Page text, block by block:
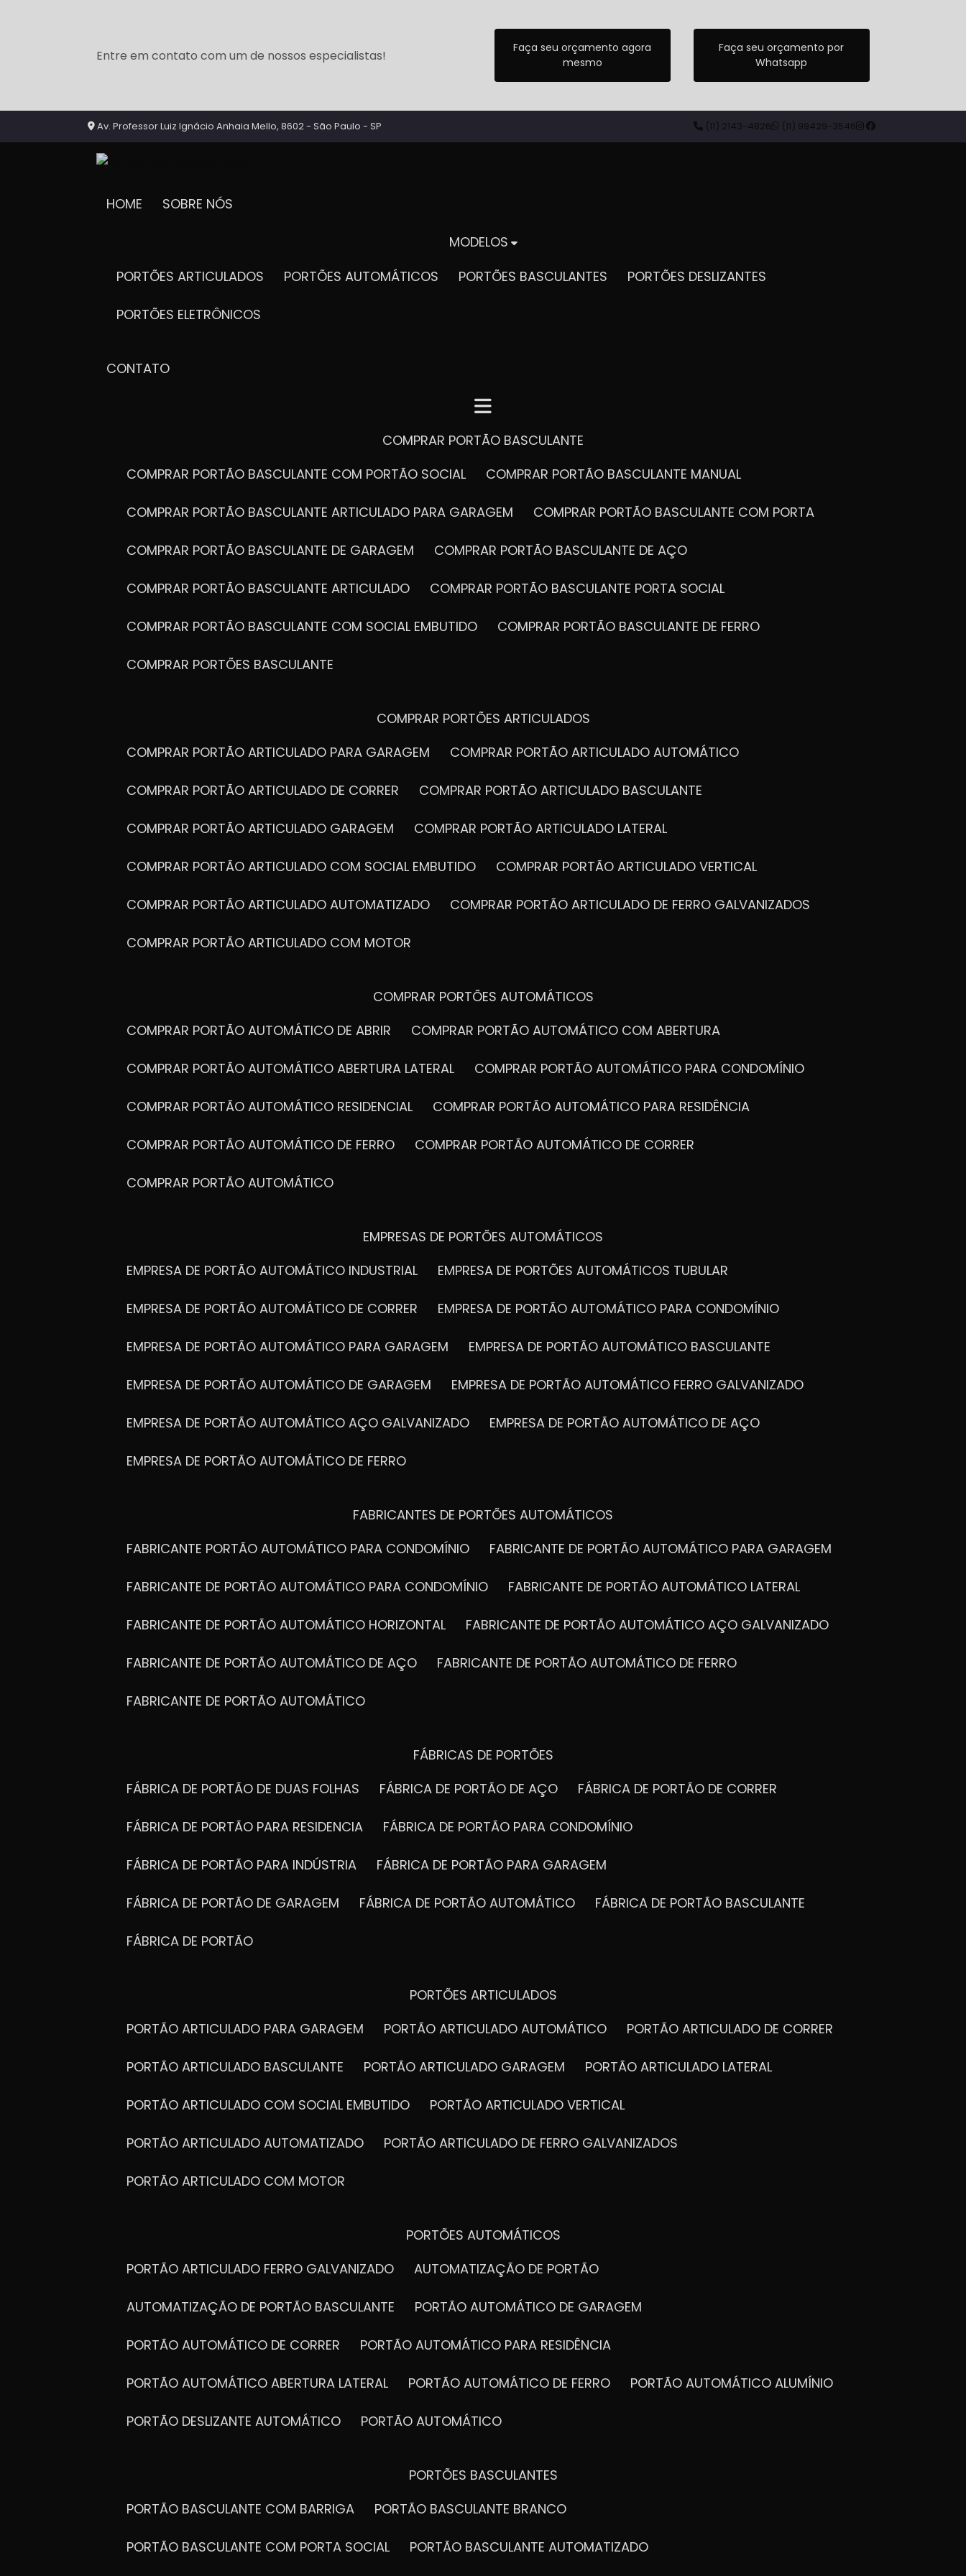
Entre em contato com um de nossos especialistas!
Faça seu orçamento agora
mesmo
Faça seu orçamento por
Whatsapp
Av. Professor Luiz Ignácio Anhaia Mello, 8602 - São Paulo - SP (11) 2143-4826 (11) 99429-3546
HOME SOBRE NÓS
MODELOS
PORTÕES ARTICULADOS
PORTÕES AUTOMÁTICOS PORTÕES BASCULANTES PORTÕES DESLIZANTES
PORTÕES ELETRÔNICOS
CONTATO
COMPRAR PORTÃO BASCULANTE
COMPRAR PORTÃO BASCULANTE COM PORTÃO SOCIAL
COMPRAR PORTÃO BASCULANTE MANUAL
COMPRAR PORTÃO BASCULANTE ARTICULADO PARA GARAGEM COMPRAR PORTÃO BASCULANTE COM PORTA
COMPRAR PORTÃO BASCULANTE DE GARAGEM COMPRAR PORTÃO BASCULANTE DE AÇO
COMPRAR PORTÃO BASCULANTE ARTICULADO COMPRAR PORTÃO BASCULANTE PORTA SOCIAL
COMPRAR PORTÃO BASCULANTE COM SOCIAL EMBUTIDO COMPRAR PORTÃO BASCULANTE DE FERRO
COMPRAR PORTÕES BASCULANTE
COMPRAR PORTÕES ARTICULADOS
COMPRAR PORTÃO ARTICULADO PARA GARAGEM
COMPRAR PORTÃO ARTICULADO AUTOMÁTICO
COMPRAR PORTÃO ARTICULADO DE CORRER COMPRAR PORTÃO ARTICULADO BASCULANTE
COMPRAR PORTÃO ARTICULADO GARAGEM COMPRAR PORTÃO ARTICULADO LATERAL
COMPRAR PORTÃO ARTICULADO COM SOCIAL EMBUTIDO COMPRAR PORTÃO ARTICULADO VERTICAL
COMPRAR PORTÃO ARTICULADO AUTOMATIZADO COMPRAR PORTÃO ARTICULADO DE FERRO GALVANIZADOS
COMPRAR PORTÃO ARTICULADO COM MOTOR
COMPRAR PORTÕES AUTOMÁTICOS
COMPRAR PORTÃO AUTOMÁTICO DE ABRIR
COMPRAR PORTÃO AUTOMÁTICO COM ABERTURA
COMPRAR PORTÃO AUTOMÁTICO ABERTURA LATERAL COMPRAR PORTÃO AUTOMÁTICO PARA CONDOMÍNIO
COMPRAR PORTÃO AUTOMÁTICO RESIDENCIAL COMPRAR PORTÃO AUTOMÁTICO PARA RESIDÊNCIA
COMPRAR PORTÃO AUTOMÁTICO DE FERRO COMPRAR PORTÃO AUTOMÁTICO DE CORRER
COMPRAR PORTÃO AUTOMÁTICO
EMPRESAS DE PORTÕES AUTOMÁTICOS
EMPRESA DE PORTÃO AUTOMÁTICO INDUSTRIAL
EMPRESA DE PORTÕES AUTOMÁTICOS TUBULAR
EMPRESA DE PORTÃO AUTOMÁTICO DE CORRER EMPRESA DE PORTÃO AUTOMÁTICO PARA CONDOMÍNIO
EMPRESA DE PORTÃO AUTOMÁTICO PARA GARAGEM EMPRESA DE PORTÃO AUTOMÁTICO BASCULANTE
EMPRESA DE PORTÃO AUTOMÁTICO DE GARAGEM EMPRESA DE PORTÃO AUTOMÁTICO FERRO GALVANIZADO
EMPRESA DE PORTÃO AUTOMÁTICO AÇO GALVANIZADO EMPRESA DE PORTÃO AUTOMÁTICO DE AÇO
EMPRESA DE PORTÃO AUTOMÁTICO DE FERRO
FABRICANTES DE PORTÕES AUTOMÁTICOS
FABRICANTE PORTÃO AUTOMÁTICO PARA CONDOMÍNIO
FABRICANTE DE PORTÃO AUTOMÁTICO PARA GARAGEM
FABRICANTE DE PORTÃO AUTOMÁTICO PARA CONDOMÍNIO FABRICANTE DE PORTÃO AUTOMÁTICO LATERAL
FABRICANTE DE PORTÃO AUTOMÁTICO HORIZONTAL FABRICANTE DE PORTÃO AUTOMÁTICO AÇO GALVANIZADO
FABRICANTE DE PORTÃO AUTOMÁTICO DE AÇO FABRICANTE DE PORTÃO AUTOMÁTICO DE FERRO
FABRICANTE DE PORTÃO AUTOMÁTICO
FÁBRICAS DE PORTÕES
FÁBRICA DE PORTÃO DE DUAS FOLHAS
FÁBRICA DE PORTÃO DE AÇO FÁBRICA DE PORTÃO DE CORRER
FÁBRICA DE PORTÃO PARA RESIDENCIA FÁBRICA DE PORTÃO PARA CONDOMÍNIO
FÁBRICA DE PORTÃO PARA INDÚSTRIA FÁBRICA DE PORTÃO PARA GARAGEM
FÁBRICA DE PORTÃO DE GARAGEM FÁBRICA DE PORTÃO AUTOMÁTICO FÁBRICA DE PORTÃO BASCULANTE
FÁBRICA DE PORTÃO
PORTÕES ARTICULADOS
PORTÃO ARTICULADO PARA GARAGEM
PORTÃO ARTICULADO AUTOMÁTICO PORTÃO ARTICULADO DE CORRER
PORTÃO ARTICULADO BASCULANTE PORTÃO ARTICULADO GARAGEM PORTÃO ARTICULADO LATERAL
PORTÃO ARTICULADO COM SOCIAL EMBUTIDO PORTÃO ARTICULADO VERTICAL
PORTÃO ARTICULADO AUTOMATIZADO PORTÃO ARTICULADO DE FERRO GALVANIZADOS
PORTÃO ARTICULADO COM MOTOR
PORTÕES AUTOMÁTICOS
PORTÃO ARTICULADO FERRO GALVANIZADO
AUTOMATIZAÇÃO DE PORTÃO
AUTOMATIZAÇÃO DE PORTÃO BASCULANTE PORTÃO AUTOMÁTICO DE GARAGEM
PORTÃO AUTOMÁTICO DE CORRER PORTÃO AUTOMÁTICO PARA RESIDÊNCIA
PORTÃO AUTOMÁTICO ABERTURA LATERAL PORTÃO AUTOMÁTICO DE FERRO PORTÃO AUTOMÁTICO ALUMÍNIO
PORTÃO DESLIZANTE AUTOMÁTICO PORTÃO AUTOMÁTICO
PORTÕES BASCULANTES
PORTÃO BASCULANTE COM BARRIGA
PORTÃO BASCULANTE BRANCO
PORTÃO BASCULANTE COM PORTA SOCIAL PORTÃO BASCULANTE AUTOMATIZADO